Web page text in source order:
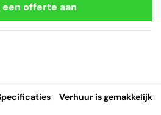
een offerte aan
Verhuur is gemakkelijk